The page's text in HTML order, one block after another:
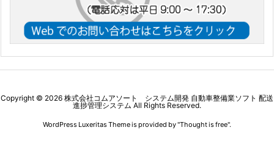
Copyright © 2026 株式会社コムアソート システム開発 自動車整備業ソフト 配送
進捗管理システム All Rights Reserved.
WordPress Luxeritas Theme is provided by "Thought is free".